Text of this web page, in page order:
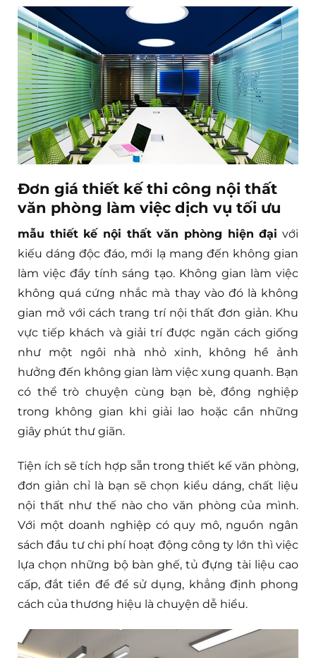
Đơn giá thiết kế thi công nội thất
văn phòng làm việc dịch vụ tối ưu
mẫu thiết kế nội thất văn phòng hiện đại với
kiếu dáng độc đáo, mới lạ mang đến không gian
làm việc đầy tính sáng tạo. Không gian làm việc
không quá cứng nhắc mà thay vào đó là không
gian mở với cách trang trí nội thất đơn giản. Khu
vực tiếp khách và giải trí được ngăn cách giống
như một ngôi nhà nhỏ xinh, không hề ảnh
hưởng đến không gian làm việc xung quanh. Bạn
có thể trò chuyện cùng bạn bè, đồng nghiệp
trong không gian khi giải lao hoặc cần những
giây phút thư giãn.
Tiện ích sẽ tích hợp sẵn trong thiết kế văn phòng,
đơn giản chỉ là bạn sẽ chọn kiểu dáng, chất liệu
nội thất như thế nào cho văn phòng của mình.
Với một doanh nghiệp có quy mô, nguồn ngân
sách đầu tư chi phí hoạt động công ty lớn thì việc
lựa chọn những bộ bàn ghế, tủ đựng tài liệu cao
cấp, đắt tiền để để sử dụng, khẳng định phong
cách của thương hiệu là chuyện dễ hiểu.